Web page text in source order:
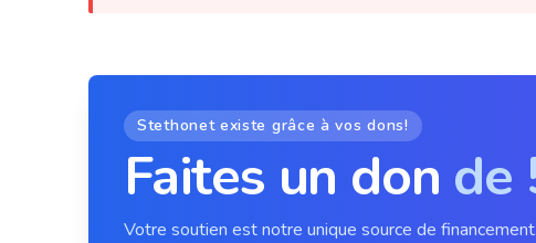
Stethonet existe grâce à vos dons!
Faites un don de
Votre soutien est notre unique source de